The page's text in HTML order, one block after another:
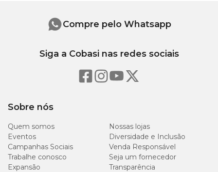
Vitamina A
Vitamina B1
mg
Vitamina B2
0,96
Sobre nós
Quem somos
Nossas lojas
Eventos
Diversidade e Inclusão
Campanhas Sociais
Venda Responsável
Trabalhe conosco
Seja um fornecedor
Expansão
Transparência
Compre pelo Whatsapp
Siga a Cobasi nas redes sociais